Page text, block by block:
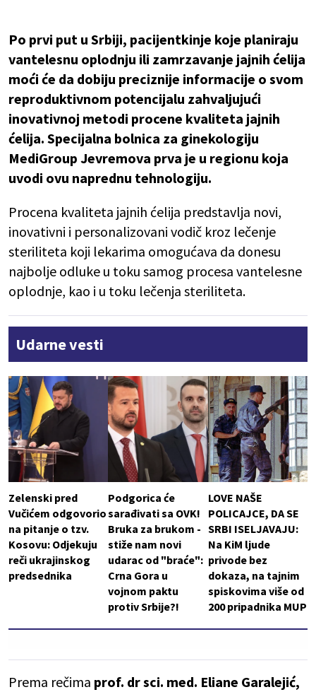
Po prvi put u Srbiji, pacijentkinje koje planiraju
vantelesnu oplodnju ili zamrzavanje jajnih ćelija
moći će da dobiju preciznije informacije o svom
reproduktivnom potencijalu zahvaljujući
inovativnoj metodi procene kvaliteta jajnih
ćelija. Specijalna bolnica za ginekologiju
MediGroup Jevremova prva je u regionu koja
uvodi ovu naprednu tehnologiju.
Procena kvaliteta jajnih ćelija predstavlja novi,
inovativni i personalizovani vodič kroz lečenje
steriliteta koji lekarima omogućava da donesu
najbolje odluke u toku samog procesa vantelesne
oplodnje, kao i u toku lečenja steriliteta.
Udarne vesti
Zelenski pred
Vučićem odgovorio
na pitanje o tzv.
Kosovu: Odjekuju
reči ukrajinskog
predsednika
Podgorica će
sarađivati sa OVK!
Bruka za brukom -
stiže nam novi
udarac od "braće":
Crna Gora u
vojnom paktu
protiv Srbije?!
LOVE NAŠE
POLICAJCE, DA SE
SRBI ISELJAVAJU:
Na KiM ljude
privode bez
dokaza, na tajnim
spiskovima više od
200 pripadnika MUP
Prema rečima prof. dr sci. med. Eliane Garalejić,